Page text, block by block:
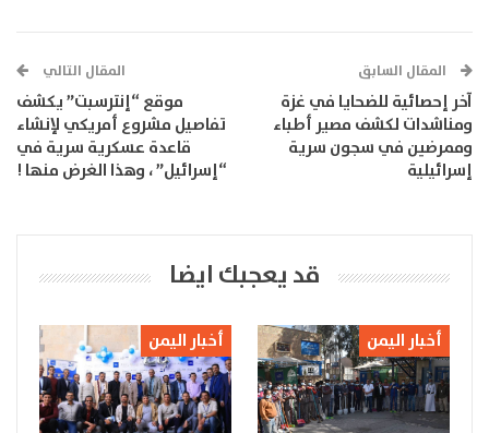
المقال السابق
آخر إحصائية للضحايا في غزة
ومناشدات لكشف مصير أطباء
وممرضين في سجون سرية
إسرائيلية
المقال التالي
موقع “إنترسبت” يكشف
تفاصيل مشروع أمريكي لإنشاء
قاعدة عسكرية سرية في
“إسرائيل” ، وهذا الغرض منها !
قد يعجبك ايضا
أخبار اليمن أخبار اليمن